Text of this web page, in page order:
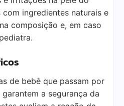
ingredientes naturais e
composição e, em caso
de bebê que passam por
a segurança da